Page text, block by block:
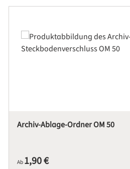
Archiv-Ablage-Ordner OM 50
Regulärer Preis:
Ab1,90 €